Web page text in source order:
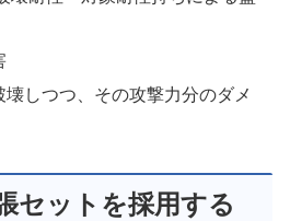
しつつ、その攻撃力分のダメ
セットを採用する